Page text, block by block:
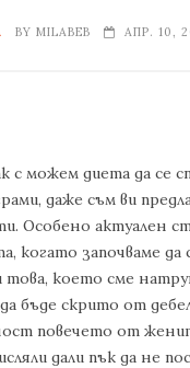
BY MILABEB
АПР. 10,
с можем диета да се
даже съм ви
Особено актуален
когато започваме да
това, което сме
бъде скрито от
повечето от
дали пък да не